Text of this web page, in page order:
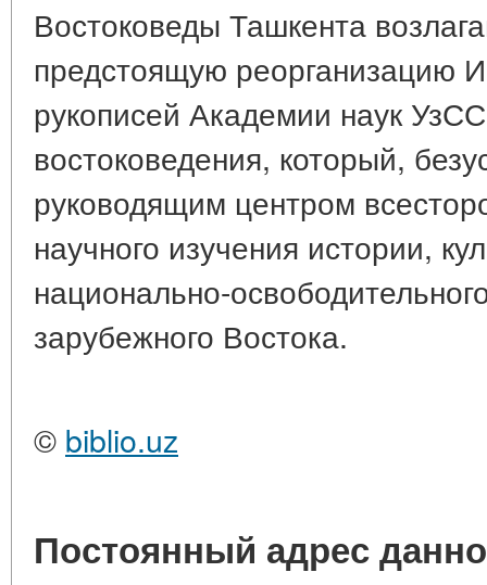
Востоковеды Ташкента
предстоящую реорганизацию
рукописей Академии наук
востоковедения, который,
руководящим центром
научного изучения истории,
национально-
зарубежного Востока.
© biblio.uz
Постоянный адрес